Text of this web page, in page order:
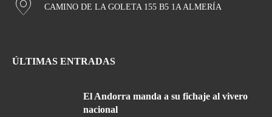
CAMINO DE LA GOLETA 155 B5 1A ALMERÍA
ÚLTIMAS ENTRADAS
El Andorra manda a su fichaje al vivero
nacional